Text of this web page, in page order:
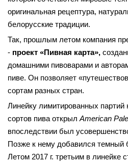
оригинальная рецептура,
белорусские традиции.
Так, прошлым летом компания
- проект «Пивная карта»,
домашними пивоварами и
пиве. Он позволяет
сортам разных стран.
Линейку лимитированных
сортов пива открыл American
впоследствии был
Позже к нему добавился темный
Летом 2017 г. третьим в линейке